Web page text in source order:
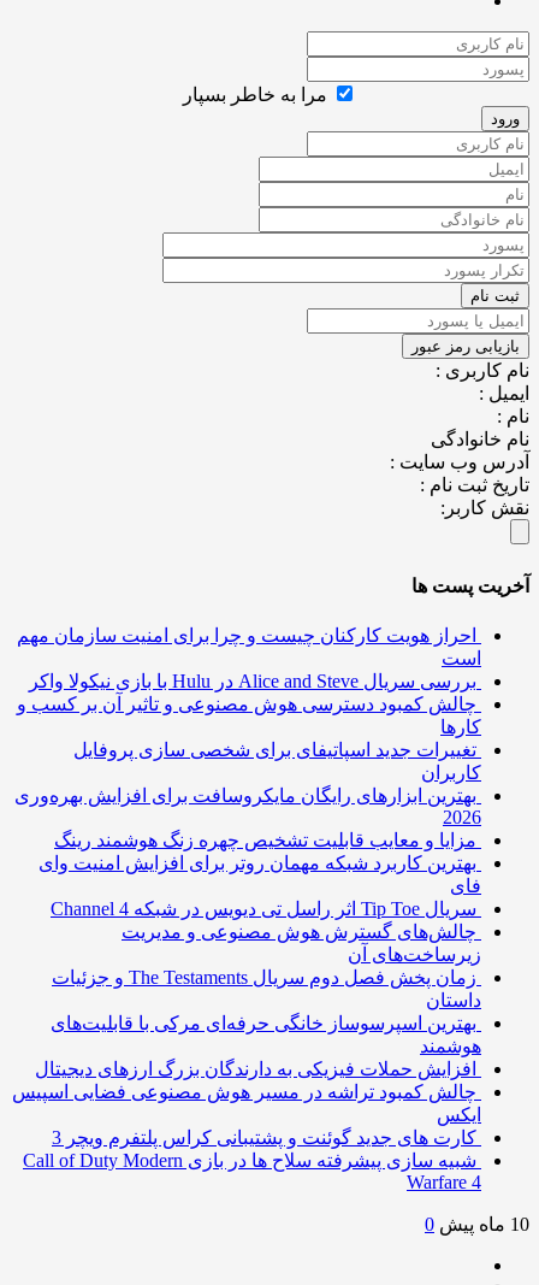
مرا به خاطر بسپار
:
:
وب سایت :
ثبت نام :
کاربر:
پست ها
احراز هویت کارکنان چیست و چرا برای امنیت سازمان مهم
بررسی سریال Alice and Steve در Hulu با بازی نیکولا واکر
چالش کمبود دسترسی هوش مصنوعی و تاثیر آن بر کسب و
کارها
تغییرات جدید اسپاتیفای برای شخصی سازی پروفایل
کاربران
بهترین ابزارهای رایگان مایکروسافت برای افزایش بهره‌وری
مزایا و معایب قابلیت تشخیص چهره زنگ هوشمند رینگ
بهترین کاربرد شبکه مهمان روتر برای افزایش امنیت وای
سریال Tip Toe اثر راسل تی دیویس در شبکه Channel 4
چالش‌های گسترش هوش مصنوعی و مدیریت
زیرساخت‌های آن
زمان پخش فصل دوم سریال The Testaments و جزئیات
داستان
بهترین اسپرسوساز خانگی حرفه‌ای مرکی با قابلیت‌های
هوشمند
افزایش حملات فیزیکی به دارندگان بزرگ ارزهای دیجیتال
چالش کمبود تراشه در مسیر هوش مصنوعی فضایی اسپیس
کارت های جدید گوئنت و پشتیبانی کراس پلتفرم ویچر 3
شبیه سازی پیشرفته سلاح ها در بازی Call of Duty Modern
Warfare 4
0